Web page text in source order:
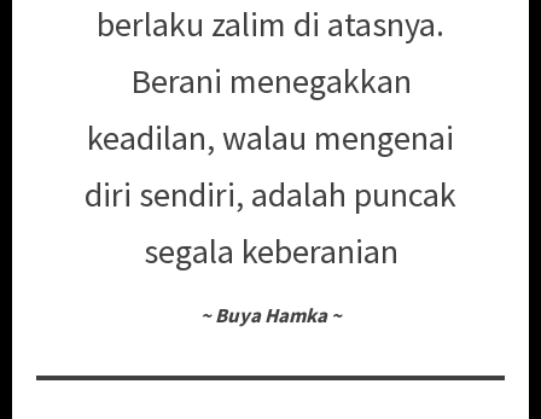
berlaku zalim di atasnya.
Berani menegakkan
keadilan, walau mengenai
diri sendiri, adalah puncak
segala keberanian
~ Buya Hamka ~